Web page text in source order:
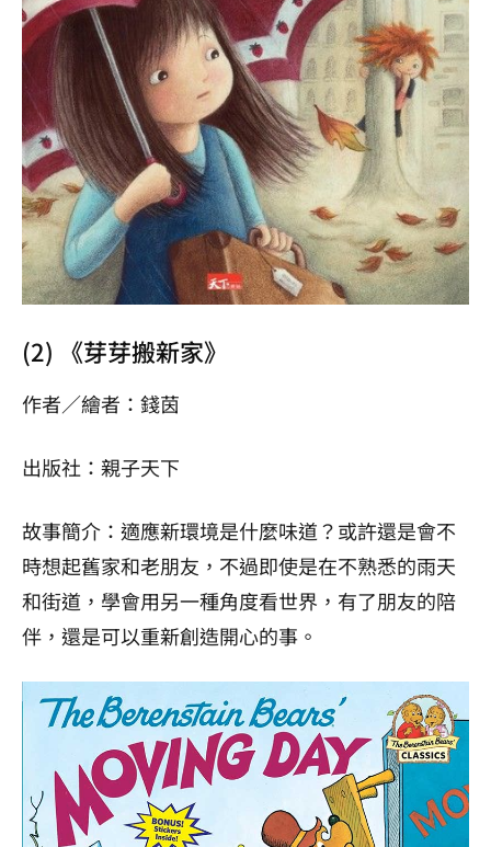
(2) 《芽芽搬新家》
作者／繪者：錢茵
出版社：親子天下
故事簡介：適應新環境是什麼味道？或許還是會不
時想起舊家和老朋友，不過即使是在不熟悉的雨天
和街道，學會用另一種角度看世界，有了朋友的陪
伴，還是可以重新創造開心的事。